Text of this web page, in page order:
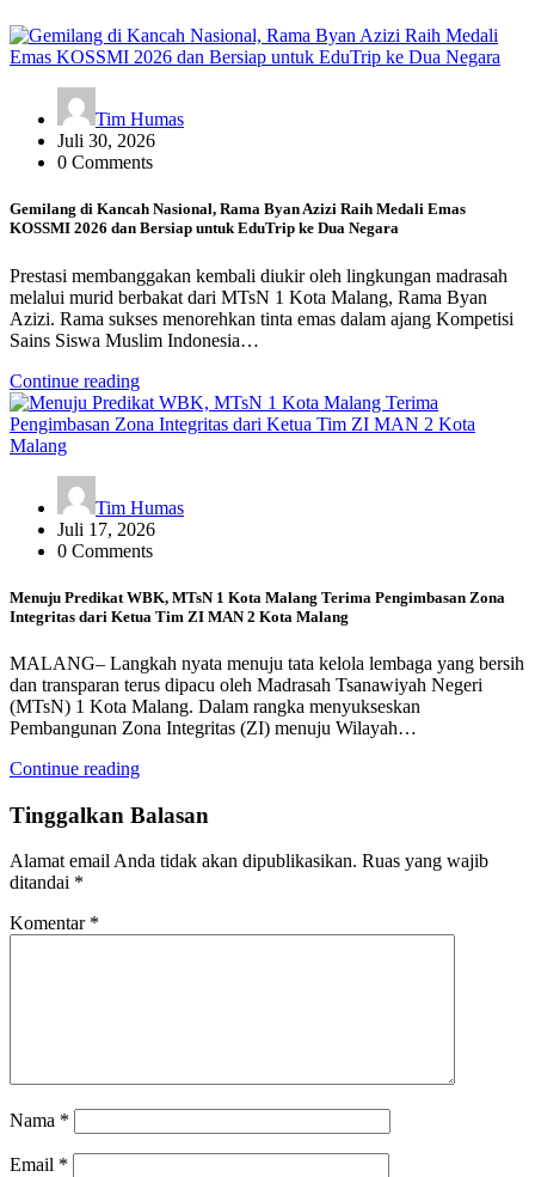
Tim Humas
Juli 30, 2026
0 Comments
Gemilang di Kancah Nasional, Rama Byan Azizi Raih Medali Emas
KOSSMI 2026 dan Bersiap untuk EduTrip ke Dua Negara
Prestasi membanggakan kembali diukir oleh lingkungan madrasah
melalui murid berbakat dari MTsN 1 Kota Malang, Rama Byan
Azizi. Rama sukses menorehkan tinta emas dalam ajang Kompetisi
Sains Siswa Muslim Indonesia…
Continue reading
Tim Humas
Juli 17, 2026
0 Comments
Menuju Predikat WBK, MTsN 1 Kota Malang Terima Pengimbasan Zona
Integritas dari Ketua Tim ZI MAN 2 Kota Malang
MALANG– Langkah nyata menuju tata kelola lembaga yang bersih
dan transparan terus dipacu oleh Madrasah Tsanawiyah Negeri
(MTsN) 1 Kota Malang. Dalam rangka menyukseskan
Pembangunan Zona Integritas (ZI) menuju Wilayah…
Continue reading
Tinggalkan Balasan
Alamat email Anda tidak akan dipublikasikan. Ruas yang wajib
ditandai *
Komentar *
Nama *
Email *